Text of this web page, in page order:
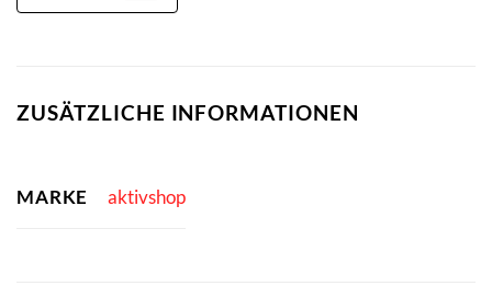
ZUSÄTZLICHE INFORMATIONEN
MARKE aktivshop